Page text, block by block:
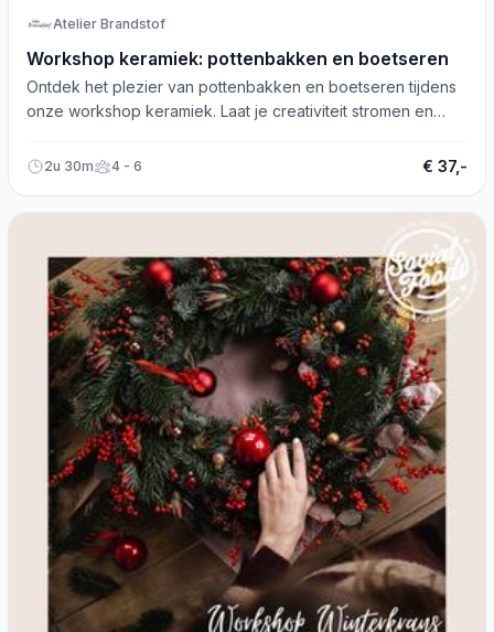
Atelier Brandstof
Workshop keramiek: pottenbakken en boetseren
Ontdek het plezier van pottenbakken en boetseren tijdens
onze workshop keramiek. Laat je creativiteit stromen en
2u 30m 4 - 6 € 37,-